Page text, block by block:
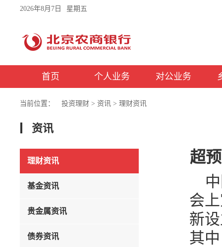
2026年8月7日 星期五
首页 个人业务 对公业务
当前位置： 投资理财 > 资讯 > 理财资讯
资讯
理财资讯
基金资讯
贵金属资讯
债券资讯
超
会
新
其